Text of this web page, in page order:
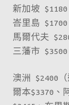
新加坡
峇里島
馬爾代夫
三藩市
澳洲 $2400
爾本$3370、